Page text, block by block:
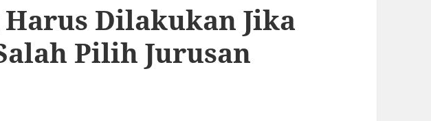
Dilakukan Jika
Pilih Jurusan